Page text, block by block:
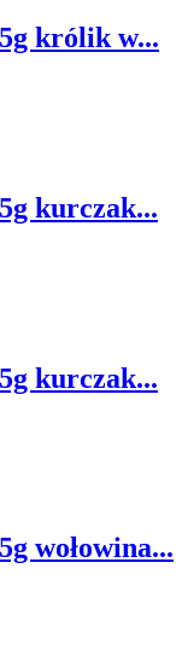
królik w...
kurczak...
kurczak...
wołowina...